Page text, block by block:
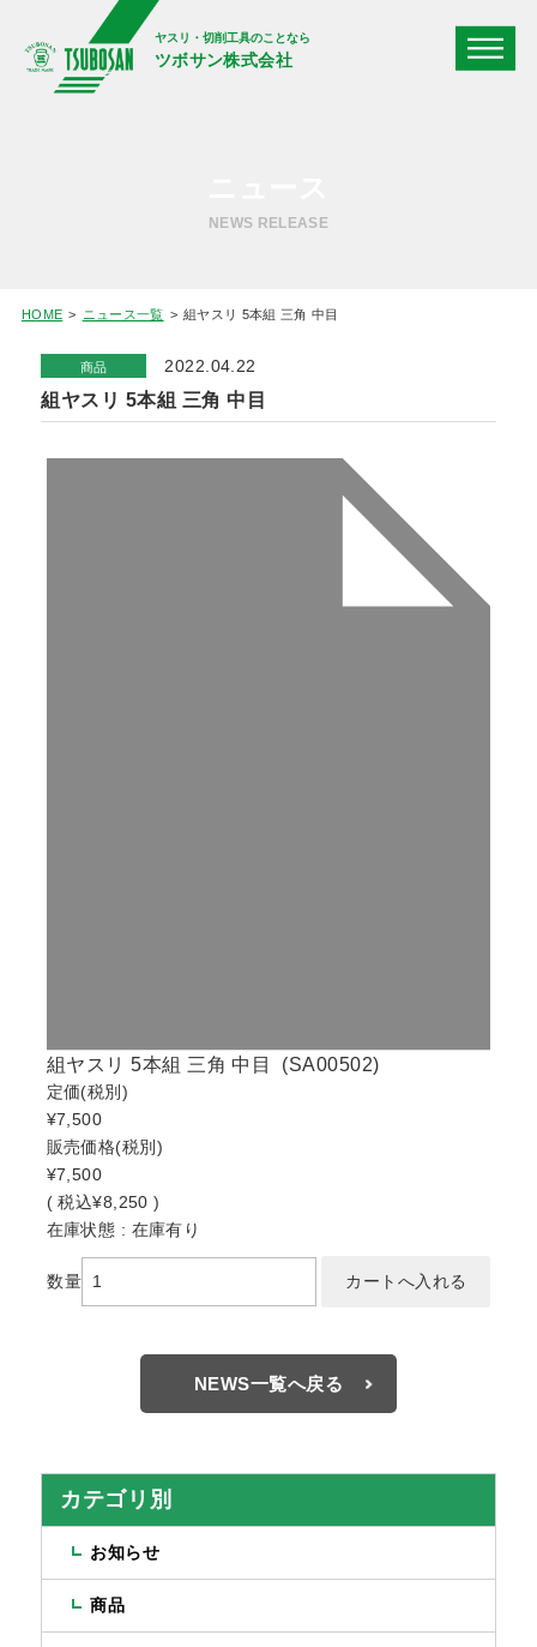
ヤスリ・切削工具のことなら
ツボサン株式会社
NEWS RELEASE
HOME ニュース一覧 組ヤスリ 5本組 三角 中目
商品 2022.04.22
組ヤスリ 5本組 三角 中目
組ヤスリ 5本組 三角 中目 (SA00502)
定価(税別)
¥7,500
販売価格(税別)
¥7,500
(税込¥8,250 )
在庫状態 : 在庫有り
数量
NEWS一覧へ戻る
カテゴリ別
お知らせ
商品